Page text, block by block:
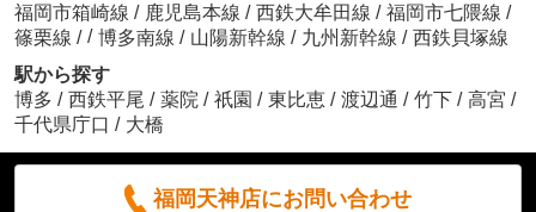
福岡市箱崎線 / 鹿児島本線 / 西鉄大牟田線 / 福岡市七隈線 /
篠栗線 / / 博多南線 / 山陽新幹線 / 九州新幹線 / 西鉄貝塚線
駅から探す
博多 / 西鉄平尾 / 薬院 / 祇園 / 東比恵 / 渡辺通 / 竹下 / 高宮 /
千代県庁口 / 大橋
福岡天神店にお問い合わせ